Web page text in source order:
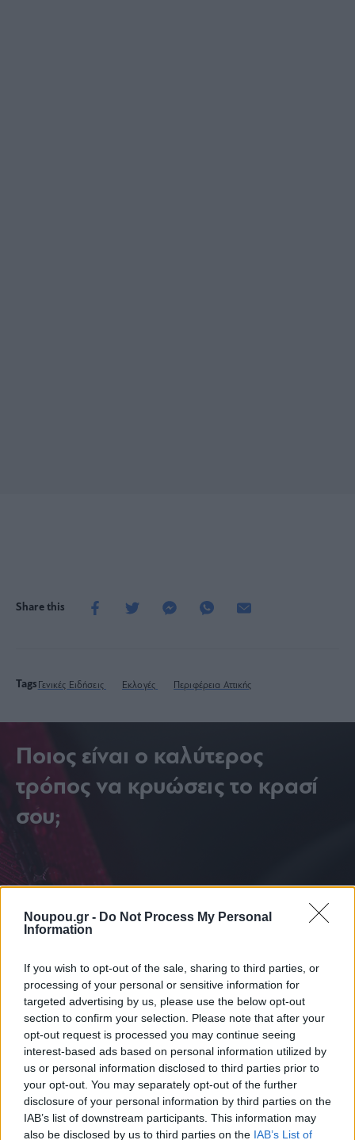
Noupou.gr - Do Not Process My Personal
Information
If you wish to opt-out of the sale, sharing to third parties, or
processing of your personal or sensitive information for
targeted advertising by us, please use the below opt-out
section to confirm your selection. Please note that after your
opt-out request is processed you may continue seeing
interest-based ads based on personal information utilized by
us or personal information disclosed to third parties prior to
your opt-out. You may separately opt-out of the further
disclosure of your personal information by third parties on the
IAB’s list of downstream participants. This information may
also be disclosed by us to third parties on the IAB’s List of
Share this
Tags Γενικές Ειδήσεις Εκλογές Περιφέρεια Αττικής
Ποιος είναι ο καλύτερος
τρόπος να κρυώσεις το κρασί
σου;
ΔΙΑΒΑΣΤΕ ΑΚΟΜΑ